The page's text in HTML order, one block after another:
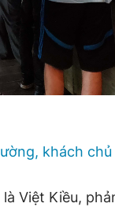
khách
Việt Kiều,